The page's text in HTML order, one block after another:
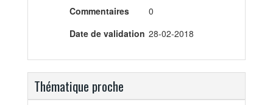
Commentaires
0
Date de validation 28-02-2018
Thématique proche